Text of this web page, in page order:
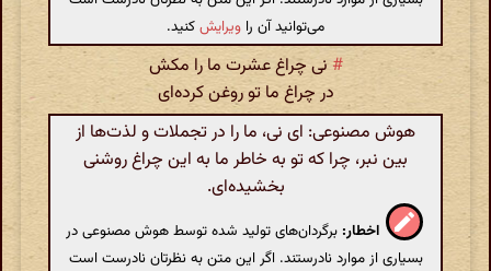
می‌توانید آن را ویرایشکنید.
# نی چراغ عشرت ما را مکش
در چراغ ما تو روغن کرده‌ای
هوش مصنوعی: ای نی، ما را در تجملات و لذت‌ها از
بین نبر، چرا که تو به خاطر ما به این چراغ روشنی
بخشیده‌ای.
اخطار: برگردان‌های تولید شده توسط هوش مصنوعی در
بسیاری از موارد نادرستند. اگر این متن به نظرتان نادرست است